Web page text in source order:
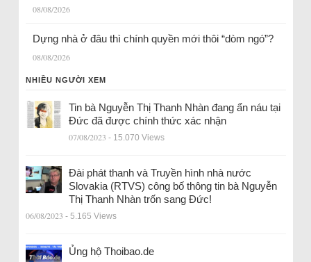
08/08/2026
Dựng nhà ở đâu thì chính quyền mới thôi “dòm ngó”?
08/08/2026
NHIỀU NGƯỜI XEM
Tin bà Nguyễn Thị Thanh Nhàn đang ẩn náu tại
Đức đã được chính thức xác nhận
07/08/2023 - 15.070 Views
Đài phát thanh và Truyền hình nhà nước
Slovakia (RTVS) công bố thông tin bà Nguyễn
Thị Thanh Nhàn trốn sang Đức!
06/08/2023 - 5.165 Views
Ủng hộ Thoibao.de